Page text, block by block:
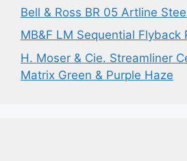
Bell & Ross BR 05 Artline
MB&F LM Sequential Flyback
H. Moser & Cie. Streamliner
Matrix Green & Purple Haze